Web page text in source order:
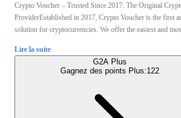
Crypto Voucher – Trusted Since 2017: The Original
ProviderEstablished in 2017, Crypto Voucher is the first
solution for cryptocurrencies. We offer the easiest and
Lire la suite
G2A Plus
Gagnez des points Plus:122